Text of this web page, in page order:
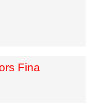
Fina